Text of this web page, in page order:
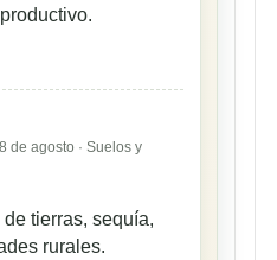
de agosto · Suelos y
tierras, sequía,
rurales.